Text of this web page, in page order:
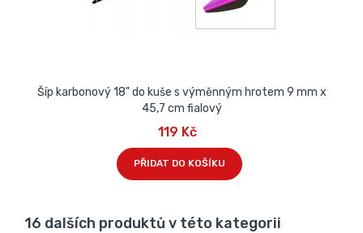
Šíp karbonový 18" do kuše s výměnným hrotem 9 mm x
45,7 cm fialový
119 Kč
PŘIDAT DO KOŠÍKU
16 dalších produktů v této kategorii